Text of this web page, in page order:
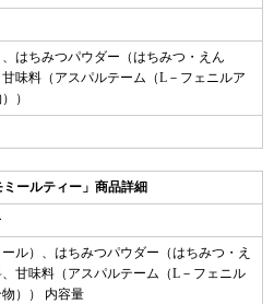
はちみつパウダー（はちみつ・えん
味料（アスパルテーム（L－フェニルア
）
ミールティー」商品詳細
ル）、はちみつパウダー（はちみつ・え
甘味料（アスパルテーム（L－フェニル
）） 内容量